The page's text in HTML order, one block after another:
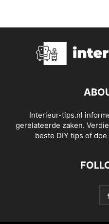
Interieur-tips.nl
gerelateerde zaken.
beste DIY tips of